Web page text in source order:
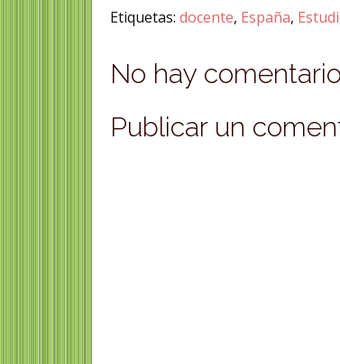
Etiquetas:docente, España,
No hay
Publicar un